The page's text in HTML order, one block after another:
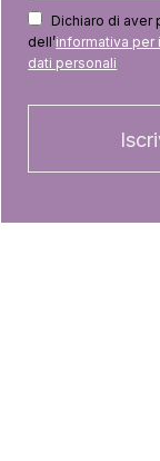
Dichiaro di aver
dell’informativa per
dati personali